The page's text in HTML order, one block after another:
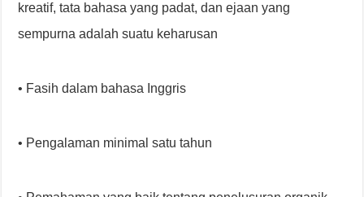
kreatif, tata bahasa yang padat, dan ejaan yang
sempurna adalah suatu keharusan
• Fasih dalam bahasa Inggris
• Pengalaman minimal satu tahun